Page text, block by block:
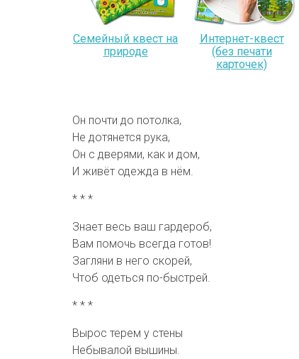
Семейный квест на
природе
Интернет-квест
(без печати
карточек)
Он почти до потолка,
Не дотянется рука,
Он с дверями, как и дом,
И живёт одежда в нём.
* * *
Знает весь ваш гардероб,
Вам помочь всегда готов!
Загляни в него скорей,
Чтоб одеться по-быстрей.
* * *
Вырос терем у стены
Небывалой вышины.